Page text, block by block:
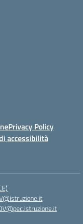
Privacy Policy
accessibilità